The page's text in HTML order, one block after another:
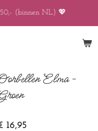
(binnen NL) 💖
Oorbellen Elma -
16,95